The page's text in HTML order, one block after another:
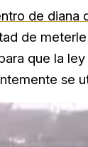
de diana
de
que la
se